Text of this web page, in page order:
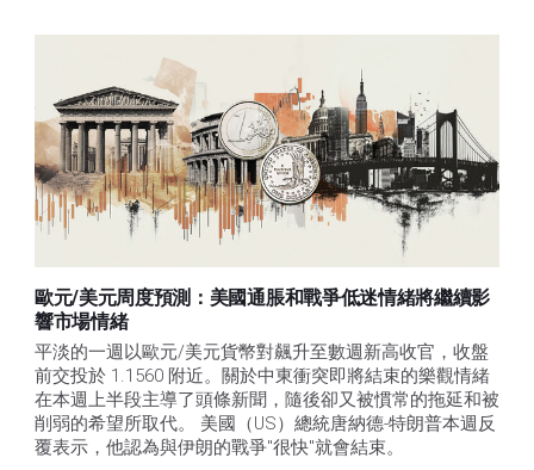
歐元/美元周度預測：美國通脹和戰爭低迷情緒將繼續影
響市場情緒
平淡的一週以歐元/美元貨幣對飆升至數週新高收官，收盤
前交投於 1.1560 附近。關於中東衝突即將結束的樂觀情緒
在本週上半段主導了頭條新聞，隨後卻又被慣常的拖延和被
削弱的希望所取代。 美國（US）總統唐納德-特朗普本週反
覆表示，他認為與伊朗的戰爭"很快"就會結束。